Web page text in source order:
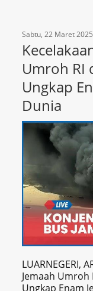
Sabtu, 22 Maret
Umroh RI
Ungkap
Dunia
LUARNEGERI,
Jemaah Umroh
Ungkap Enam